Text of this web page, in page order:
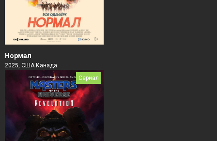
Нормал
2025, США Канада
Сериал